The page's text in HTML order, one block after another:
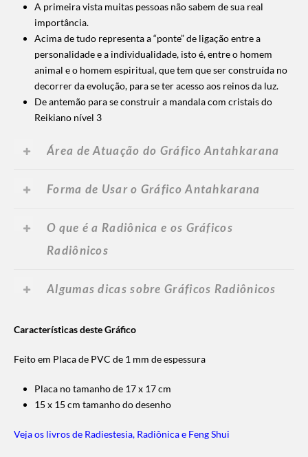
A primeira vista muitas pessoas não sabem de sua real
importância.
Acima de tudo representa a “ponte” de ligação entre a
personalidade e a individualidade, isto é, entre o homem
animal e o homem espiritual, que tem que ser construída no
decorrer da evolução, para se ter acesso aos reinos da luz.
De antemão para se construir a mandala com cristais do
Reikiano nível 3
Área de Atuação do Gráfico Antahkarana
Forma de Usar o Gráfico Antahkarana
O que é a Radiônica e os Gráficos
Radiônicos
Algumas dicas sobre Gráficos Radiônicos
Características deste Gráfico
Feito em Placa de PVC de 1 mm de espessura
Placa no tamanho de 17 x 17 cm
15 x 15 cm tamanho do desenho
Veja os livros de Radiestesia, Radiônica e Feng Shui